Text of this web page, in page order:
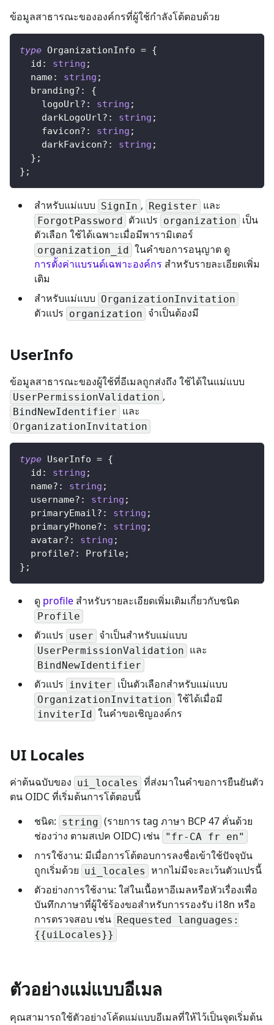
ข้อมูลสาธารณะขององค์กรที่ผู้ใช้กำลังโต้ตอบด้วย
type OrganizationInfo = {
  id
: string ;
  name
: string ;
  branding
? :
{
    logoUrl
? : string ;
    darkLogoUrl
? : string ;
    favicon
? : string ;
    darkFavicon
? : string ;
} ;
} ;
สำหรับแม่แบบ SignIn , Register และ
ForgotPassword ตัวแปร organization เป็น
ตัวเลือก ใช้ได้เฉพาะเมื่อมีพารามิเตอร์
organization_id ในคำขอการอนุญาต ดู
การตั้งค่าแบรนด์เฉพาะองค์กร สำหรับรายละเอียดเพิ่ม
เติม
สำหรับแม่แบบ OrganizationInvitation
ตัวแปร organization จำเป็นต้องมี
UserInfo
ข้อมูลสาธารณะของผู้ใช้ที่อีเมลถูกส่งถึง ใช้ได้ในแม่แบบ
UserPermissionValidation ,
BindNewIdentifier และ
OrganizationInvitation
type UserInfo = {
  id
: string ;
  name
? : string ;
  username
? : string ;
  primaryEmail
? : string ;
  primaryPhone
? : string ;
  avatar
? : string ;
  profile
? : Profile;
} ;
ดู profile สำหรับรายละเอียดเพิ่มเติมเกี่ยวกับชนิด
Profile
ตัวแปร user จำเป็นสำหรับแม่แบบ
UserPermissionValidation และ
BindNewIdentifier
ตัวแปร inviter เป็นตัวเลือกสำหรับแม่แบบ
OrganizationInvitation ใช้ได้เมื่อมี
inviterId ในคำขอเชิญองค์กร
UI Locales
ค่าต้นฉบับของ ui_locales ที่ส่งมาในคำขอการยืนยันตัว
ตน OIDC ที่เริ่มต้นการโต้ตอบนี้
ชนิด: string (รายการ tag ภาษา BCP 47 คั่นด้วย
ช่องว่าง ตามสเปค OIDC) เช่น "fr-CA fr en"
การใช้งาน: มีเมื่อการโต้ตอบการลงชื่อเข้าใช้ปัจจุบัน
ถูกเริ่มด้วย ui_locales หากไม่มีจะละเว้นตัวแปรนี้
ตัวอย่างการใช้งาน: ใส่ในเนื้อหาอีเมลหรือหัวเรื่องเพื่อ
บันทึกภาษาที่ผู้ใช้ร้องขอสำหรับการรองรับ i18n หรือ
การตรวจสอบ เช่น Requested languages:
{{uiLocales}}
ตัวอย่างแม่แบบอีเมล
คุณสามารถใช้ตัวอย่างโค้ดแม่แบบอีเมลที่ให้ไว้เป็นจุดเริ่มต้น